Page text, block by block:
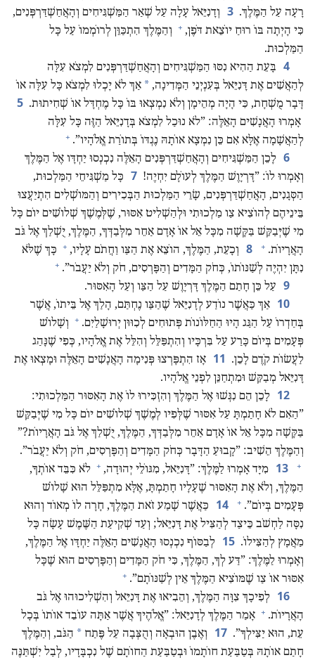
רָעָה עַל הַמֶּלֶךְ.‏ 3 וְדָנִיֵּאל עָלָה עַל שְׁאַר הַמַּשְׁגִּיחִים וְהָאֲחַשְׁדַּרְפְּנִים,‏
כִּי הָיְתָה בּוֹ רוּחַ יוֹצֵאת דֹּפֶן,‏ + וְהַמֶּלֶךְ הִתְכַּוֵּן לְרוֹמְמוֹ עַל כָּל
הַמַּלְכוּת.‏
4 בָּעֵת הַהִיא נִסּוּ הַמַּשְׁגִּיחִים וְהָאֲחַשְׁדַּרְפְּנִים לִמְצֹא עִלָּה
לְהַאֲשִׁים אֶת דָּנִיֵּאל בְּעִנְיְנֵי הַמְּדִינָה,‏ * אַךְ לֹא יָכְלוּ לִמְצֹא כָּל עִלָּה אוֹ
דָּבָר מֻשְׁחָת,‏ כִּי הָיָה מְהֵימָן וְלֹא נִמְצְאוּ בּוֹ כָּל מֶחְדָּל אוֹ שְׁחִיתוּת.‏ 5
אָמְרוּ הָאֲנָשִׁים הָאֵלֶּה:‏ ”‏לֹא נוּכַל לִמְצֹא בְּדָנִיֵּאל הַזֶּה כָּל עִלָּה
לְהַאֲשָׁמָה אֶלָּא אִם כֵּן נִמְצָא אוֹתָהּ נֶגְדּוֹ בְּתוֹרַת אֱלֹהָיו”‏.‏ +
6 לָכֵן הַמַּשְׁגִּיחִים וְהָאֲחַשְׁדַּרְפְּנִים הָאֵלֶּה נִכְנְסוּ יַחְדָּו אֶל הַמֶּלֶךְ
וְאָמְרוּ לוֹ:‏ ”‏דָּרְיָוֶשׁ הַמֶּלֶךְ לְעוֹלָם יִחְיֶה!‏ 7 כָּל מַשְׁגִּיחֵי הַמַּלְכוּת,‏
הַסְּגָנִים,‏ הָאֲחַשְׁדַּרְפְּנִים,‏ שָׂרֵי הַמַּלְכוּת הַבְּכִירִים וְהַמּוֹשְׁלִים הִתְיַעֲצוּ
בֵּינֵיהֶם לְהוֹצִיא צַו מַלְכוּתִי וּלְהַשְׁלִיט אִסּוּר,‏ שֶׁלְּמֶשֶׁךְ שְׁלוֹשִׁים יוֹם כָּל
מִי שֶׁיְּבַקֵּשׁ בַּקָּשָׁה מִכָּל אֵל אוֹ אָדָם אַחֵר מִלְּבַדְּךָ,‏ הַמֶּלֶךְ,‏ יֻשְׁלַךְ אֶל גֹּב
הָאֲרָיוֹת.‏ +
8 וְכָעֵת,‏ הַמֶּלֶךְ,‏ הוֹצֵא אֶת הַצַּו וַחֲתֹם עָלָיו,‏ + כָּךְ שֶׁלֹּא
נִתָּן יִהְיֶה לְשַׁנּוֹתוֹ,‏ כְּחֹק הַמָּדִים וְהַפָּרְסִים,‏ חֹק וְלֹא יַעֲבֹר”‏.‏ +
9 עַל כֵּן חָתַם הַמֶּלֶךְ דָּרְיָוֶשׁ עַל הַצַּו וְעַל הָאִסּוּר.‏
10 אַךְ כַּאֲשֶׁר נוֹדַע לְדָנִיֵּאל שֶׁהַצַּו נֶחְתַּם,‏ הָלַךְ אֶל בֵּיתוֹ,‏ אֲשֶׁר
בְּחַדְרוֹ עַל הַגַּג הָיוּ הַחַלּוֹנוֹת פְּתוּחִים לְכִוּוּן יְרוּשָׁלַיִם.‏ + וְשָׁלוֹשׁ
פְּעָמִים בְּיוֹם כָּרַע עַל בִּרְכָּיו וְהִתְפַּלֵּל וְהִלֵּל אֶת אֱלֹהָיו,‏ כְּפִי שֶׁנָּהַג
לַעֲשׂוֹת קֹדֶם לָכֵן.‏ 11 אָז הִתְפָּרְצוּ פְּנִימָה הָאֲנָשִׁים הָאֵלֶּה וּמָצְאוּ אֶת
דָּנִיֵּאל מְבַקֵּשׁ וּמִתְחַנֵּן לִפְנֵי אֱלֹהָיו.‏
12 לָכֵן הֵם נִגְּשׁוּ אֶל הַמֶּלֶךְ וְהִזְכִּירוּ לוֹ אֶת הָאִסּוּר הַמַּלְכוּתִי:‏
”‏הַאִם לֹא חָתַמְתָּ עַל אִסּוּר שֶׁלְּפִיו לְמֶשֶׁךְ שְׁלוֹשִׁים יוֹם כָּל מִי שֶׁיְּבַקֵּשׁ
בַּקָּשָׁה מִכָּל אֵל אוֹ אָדָם אַחֵר מִלְּבַדְּךָ,‏ הַמֶּלֶךְ,‏ יֻשְׁלַךְ אֶל גֹּב הָאֲרָיוֹת?‏”‏
וְהַמֶּלֶךְ הֵשִׁיב:‏ ”‏קָבוּעַ הַדָּבָר כְּחֹק הַמָּדִים וְהַפָּרְסִים,‏ חֹק וְלֹא יַעֲבֹר”‏.‏
+
13 מִיָּד אָמְרוּ לַמֶּלֶךְ:‏ ”‏דָּנִיֵּאל,‏ מִגּוֹלֵי יְהוּדָה,‏ + לֹא כִּבֵּד אוֹתְךָ,‏
הַמֶּלֶךְ,‏ וְלֹא אֶת הָאִסּוּר שֶׁעָלָיו חָתַמְתָּ,‏ אֶלָּא מִתְפַּלֵּל הוּא שָׁלוֹשׁ
פְּעָמִים בְּיוֹם”‏.‏ +
14
כַּאֲשֶׁר שָׁמַע זֹאת הַמֶּלֶךְ,‏ חָרָה לוֹ מְאוֹד וְהוּא
נִסָּה לַחְשֹׁב כֵּיצַד לְהַצִּיל אֶת דָּנִיֵּאל;‏ וְעַד שְׁקִיעַת הַשֶּׁמֶשׁ עָשָׂה כָּל
מַאֲמָץ לְהַצִּילוֹ.‏ 15 לְבַסּוֹף נִכְנְסוּ הָאֲנָשִׁים הָאֵלֶּה יַחְדָּו אֶל הַמֶּלֶךְ,‏
וְאָמְרוּ לַמֶּלֶךְ:‏ ”‏דַּע לְךָ,‏ הַמֶּלֶךְ,‏ כִּי חֹק הַמָּדִים וְהַפָּרְסִים הוּא שֶׁכָּל
אִסּוּר אוֹ צַו שֶׁמּוֹצִיא הַמֶּלֶךְ אֵין לְשַׁנּוֹתָם”‏.‏ +
16 לְפִיכָךְ צִוָּה הַמֶּלֶךְ,‏ וְהֵבִיאוּ אֶת דָּנִיֵּאל וְהִשְׁלִיכוּהוּ אֶל גֹּב
הָאֲרָיוֹת.‏ + אָמַר הַמֶּלֶךְ לְדָנִיֵּאל:‏ ”‏אֱלֹהֶיךָ אֲשֶׁר אַתָּה עוֹבֵד אוֹתוֹ בְּכָל
עֵת,‏ הוּא יַצִּילְךָ”‏.‏ 17 וְאֶבֶן הוּבְאָה וְהֻצְּבָה עַל פֶּתַח * הַגֹּב,‏ וְהַמֶּלֶךְ
חָתַם אוֹתָהּ בְּטַבַּעַת חוֹתָמוֹ וּבְטַבַּעַת הַחוֹתָם שֶׁל נִכְבָּדָיו,‏ לְבַל יִשְׁתַּנֶּה